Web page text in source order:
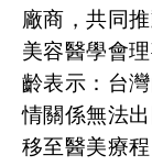
廠商，共同
美容醫學會
齡表示：台
情關係無法
移至醫美療